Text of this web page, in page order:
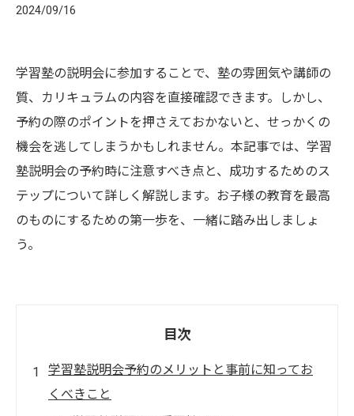
2024/09/16
学習塾の説明会に参加することで、塾の雰囲気や講師の
質、カリキュラムの内容を直接確認できます。しかし、
予約の際のポイントを押さえておかないと、せっかくの
機会を逃してしまうかもしれません。本記事では、学習
塾説明会の予約時に注意すべき点と、成功するためのス
テップについて詳しく解説します。お子様の教育を最高
のものにするための第一歩を、一緒に踏み出しましょ
う。
目次
学習塾説明会予約のメリットと事前に知ってお
くべきこと